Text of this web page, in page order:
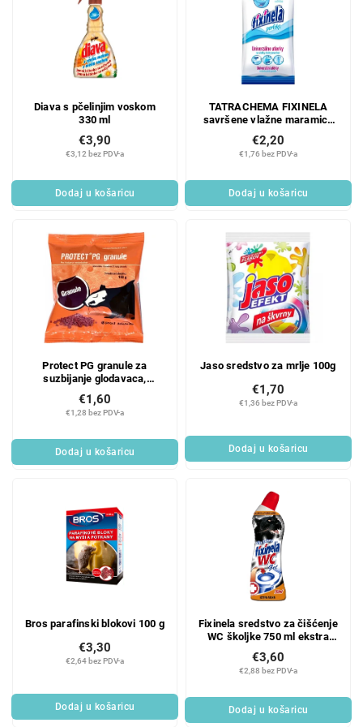
Diava s pčelinjim voskom
330 ml
€3,12 bez PDV-a
€3,90
Dodaj u košaricu
TATRACHEMA FIXINELA
savršene vlažne maramice
€1,76 bez PDV-a
€2,20
Dodaj u košaricu
Protect PG granule za
suzbijanje glodavaca,
€1,28 bez PDV-a
€1,60
Dodaj u košaricu
Jaso sredstvo za mrlje 100g
€1,36 bez PDV-a
€1,70
Dodaj u košaricu
Bros parafinski blokovi 100 g
€2,64 bez PDV-a
€3,30
Dodaj u košaricu
Fixinela sredstvo za čišćenje
WC školjke 750 ml ekstra
jako
€2,88 bez PDV-a
€3,60
Dodaj u košaricu